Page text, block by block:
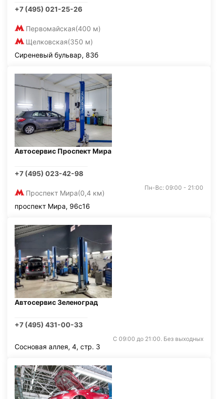
+7 (495) 021-25-26
Первомайская(400 м)
Щелковская(350 м)
Сиреневый бульвар, 83б
Автосервис Проспект Мира
+7 (495) 023-42-98
Проспект Мира(0,4 км)
Пн-Вс: 09:00 - 21:00
проспект Мира, 96с16
Автосервис Зеленоград
+7 (495) 431-00-33
С 09:00 до 21:00. Без выходных
Сосновая аллея, 4, стр. 3